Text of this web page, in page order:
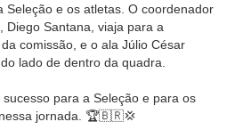
Seleção e os atletas. O coordenador
Diego Santana, viaja para a
comissão, e o ala Júlio César
lado de dentro da quadra.
para a Seleção e para os
jornada. 🏆🇧🇷💢